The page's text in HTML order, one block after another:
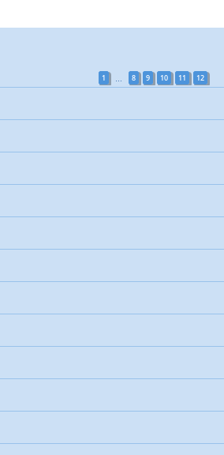
1 8 9 10 11 12